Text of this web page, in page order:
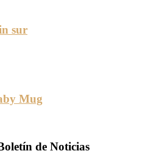
sur
Mug
de Noticias